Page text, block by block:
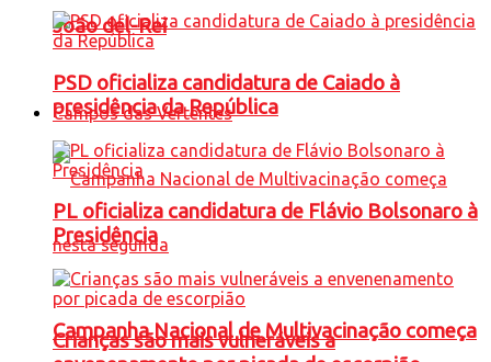
João del-Rei
Campos das Vertentes
Campanha Nacional de Multivacinação começa
PSD oficializa candidatura de Caiado à
presidência da República
PL oficializa candidatura de Flávio Bolsonaro à
Presidência
Crianças são mais vulneráveis a